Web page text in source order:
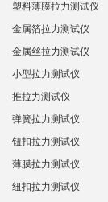
塑料薄膜拉力测试仪
金属箔拉力测试仪
金属丝拉力测试仪
小型拉力测试仪
推拉力测试仪
弹簧拉力测试仪
钮扣拉力测试仪
薄膜拉力测试仪
纽扣拉力测试仪